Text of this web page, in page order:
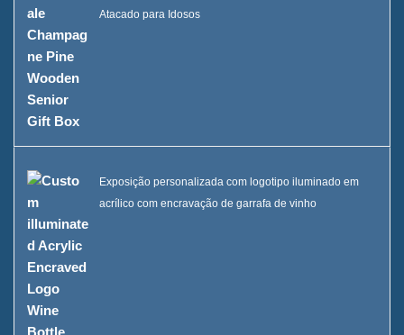
Atacado para Idosos
Exposição personalizada com logotipo iluminado em
acrílico com encravação de garrafa de vinho